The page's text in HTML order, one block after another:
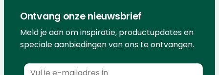
Ontvang onze nieuwsbrief
Meld je aan om inspiratie, productupdates en
speciale aanbiedingen van ons te ontvangen.